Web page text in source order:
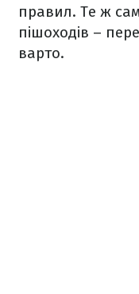
правил. Те ж
пішоходів –
варто.